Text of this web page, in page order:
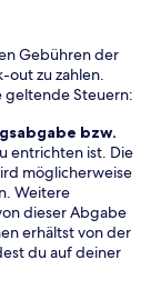
Gebühren der
out zu zahlen.
geltende Steuern:
bzw.
entrichten ist. Die
möglicherweise
Weitere
dieser Abgabe
erhältst von der
du auf deiner